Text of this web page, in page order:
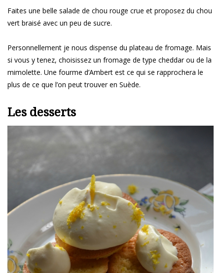
Faites une belle salade de chou rouge crue et proposez du chou
vert braisé avec un peu de sucre.
Personnellement je nous dispense du plateau de fromage. Mais
si vous y tenez, choisissez un fromage de type cheddar ou de la
mimolette. Une fourme d’Ambert est ce qui se rapprochera le
plus de ce que l’on peut trouver en Suède.
Les desserts